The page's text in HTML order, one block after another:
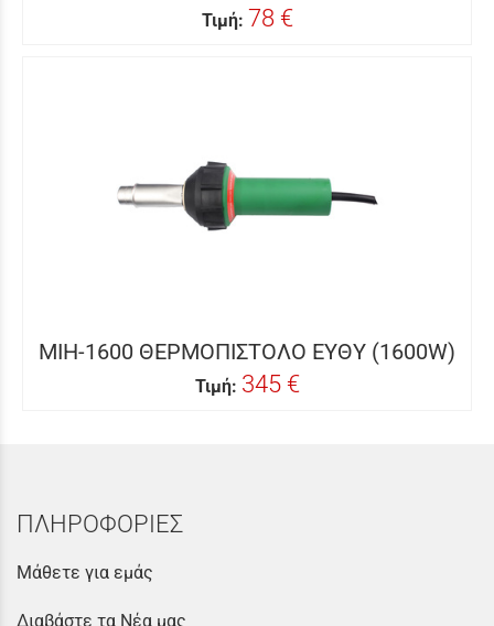
Τιμή: 78 €
MIH-1600 ΘΕΡΜΟΠΙΣΤΟΛΟ ΕΥΘΥ (1600W)
Τιμή: 345 €
ΠΛΗΡΟΦΟΡΙΕΣ
Μάθετε για εμάς
Διαβάστε τα Νέα μας